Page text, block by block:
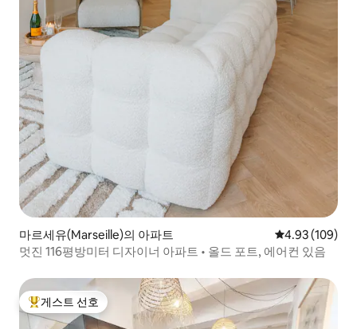
마르세유(Marseille)의 아파트 평점 4.93점(5
4.93 (109)
멋진 116평방미터 디자이너 아파트 • 올드 포트, 에어컨 있음
상위 게스트 선호
게스트 선호